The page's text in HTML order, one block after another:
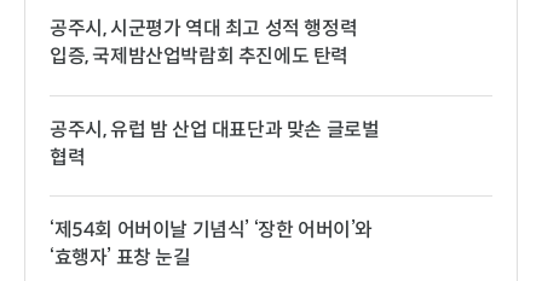
공주시, 시군평가 역대 최고 성적 행정력
입증, 국제밤산업박람회 추진에도 탄력
공주시, 유럽 밤 산업 대표단과 맞손 글로벌
협력
‘제54회 어버이날 기념식’ ‘장한 어버이’와
‘효행자’ 표창 눈길